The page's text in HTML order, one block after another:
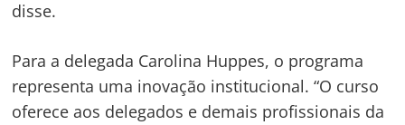
disse.
Para a delegada Carolina Huppes, o programa
representa uma inovação institucional. “O curso
oferece aos delegados e demais profissionais da